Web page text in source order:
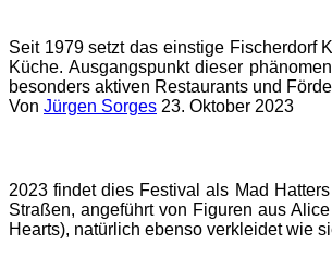
Seit 1979 setzt das einstige Fischerdorf
Küche. Ausgangspunkt dieser
besonders aktiven Restaurants und
Von Jürgen Sorges 23. Oktober 2023
2023 findet dies Festival als Mad
Straßen, angeführt von Figuren aus
Hearts), natürlich ebenso verkleidet wie